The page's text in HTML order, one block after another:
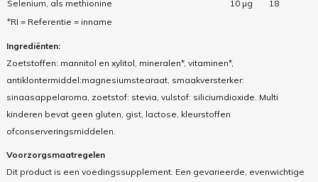
Selenium, als methionine 10 µg
18
*RI = Referentie = inname
Ingrediënten:
Zoetstoffen: mannitol en xylitol, mineralen*, vitaminen*,
antiklontermiddel:magnesiumstearaat, smaakversterker:
sinaasappelaroma, zoetstof: stevia, vulstof: siliciumdioxide. Multi
kinderen bevat geen gluten, gist, lactose, kleurstoffen
ofconserveringsmiddelen.
Voorzorgsmaatregelen
Dit product is een voedingssupplement. Een gevarieerde, evenwichtige